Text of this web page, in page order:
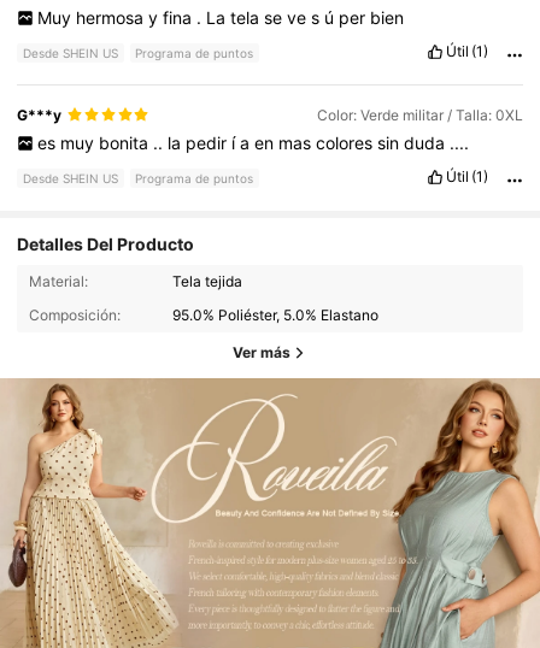
Muy hermosa y fina . La tela se ve s ú per bien
Desde SHEIN US Programa de puntos Útil (1)
G***y Color: Verde militar / Talla: 0XL
es muy bonita .. la pedir ía en mas colores sin duda ....
Desde SHEIN US Programa de puntos Útil (1)
Detalles Del Producto
Material:
Tela tejida
Composición:
95.0% Poliéster, 5.0% Elastano
Ver más
4.67 92K Seguidores